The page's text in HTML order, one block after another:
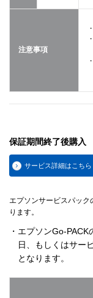
注意事項
保証期間終了後購入
サービス詳細はこちら
エプソンサービスパック
ります。
・エプソンGo-
日、もしくはサー
となります。